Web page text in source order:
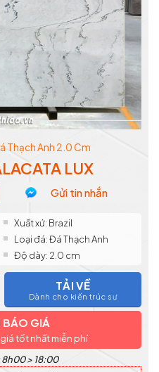
Thạch Anh 2.0 Cm
LUX
Gửi tin nhắn
Xuất xứ: Brazil
Loại đá: Đá Thạch Anh
Độ dày: 2.0 cm
TẢI VỀ
Dành cho kiến trúc sư
BÁO GIÁ
tốt nhất miễn phí
> 18:00